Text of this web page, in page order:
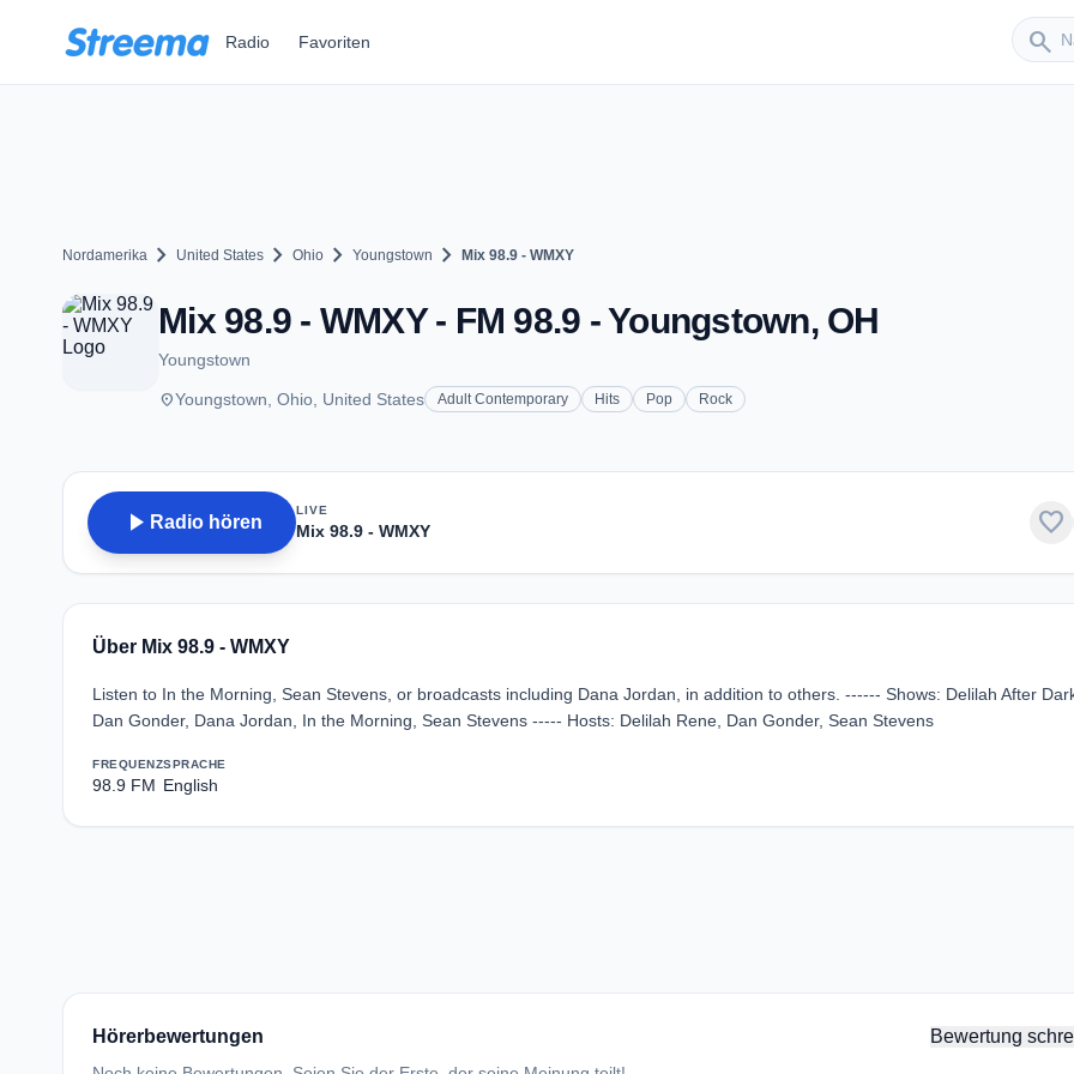
Radio Favoriten search
Sender
Nordamerika chevron_right United States chevron_right Ohio chevron_right Youngstown chevron_right Mix 98.9 - WMXY
Mix 98.9 - WMXY - FM 98.9 - Youngstown, OH
Youngstown
placeYoungstown, Ohio, United States Adult Contemporary Hits Pop Rock
play_arrow Radio hören
LIVE
Mix 98.9 - WMXY favorite
Über Mix 98.9 - WMXY
Listen to In the Morning, Sean Stevens, or broadcasts including Dana Jordan, in addition to others. ------ Shows: Delilah After
Dan Gonder, Dana Jordan, In the Morning, Sean Stevens ----- Hosts: Delilah Rene, Dan Gonder, Sean Stevens
FREQUENZ
98.9 FM
SPRACHE
English
Hörerbewertungen Bewertung